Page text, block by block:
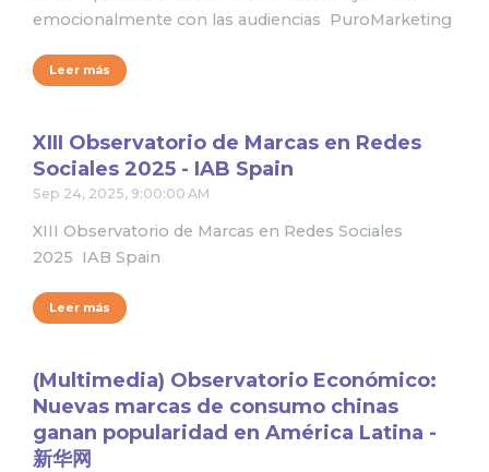
emocionalmente con las audiencias PuroMarketing
Leer más
XIII Observatorio de Marcas en Redes
Sociales 2025 - IAB Spain
Sep 24, 2025, 9:00:00 AM
XIII Observatorio de Marcas en Redes Sociales
2025 IAB Spain
Leer más
(Multimedia) Observatorio Económico:
Nuevas marcas de consumo chinas
ganan popularidad en América Latina -
新华网